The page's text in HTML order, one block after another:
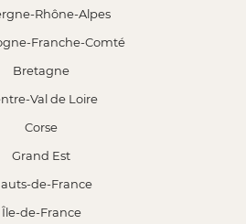
Rhône-Alpes
Franche-Comté
Bretagne
Val de Loire
Corse
Grand Est
de-France
Île-de-France